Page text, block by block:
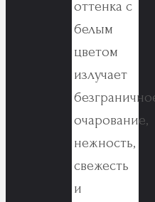
оттенка с
белым
цветом
излучает
очарование,
нежность,
свежесть
и